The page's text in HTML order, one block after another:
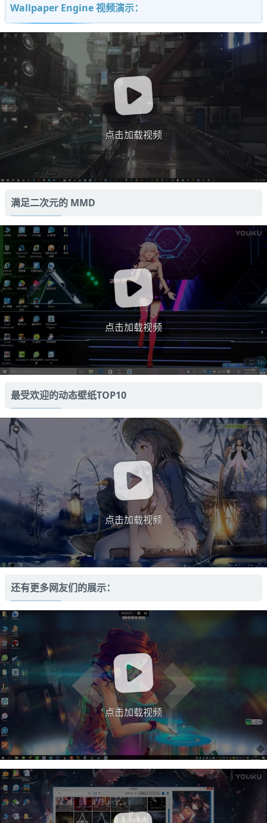
Wallpaper Engine 视频演示：
点击加载视频
满足二次元的 MMD
点击加载视频
最受欢迎的动态壁纸TOP10
点击加载视频
还有更多网友们的展示：
点击加载视频